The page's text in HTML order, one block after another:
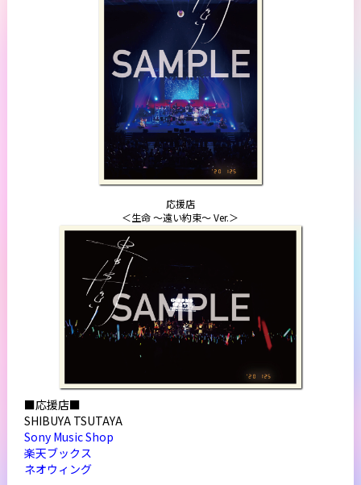
応援店
＜生命 ～遠い約束～ Ver.＞
■応援店■
SHIBUYA TSUTAYA
Sony Music Shop
楽天ブックス
ネオウィング